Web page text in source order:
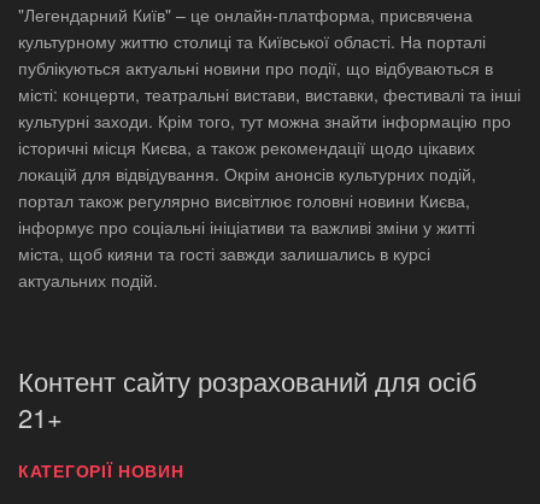
"Легендарний Київ" – це онлайн-платформа, присвячена
культурному життю столиці та Київської області. На порталі
публікуються актуальні новини про події, що відбуваються в
місті: концерти, театральні вистави, виставки, фестивалі та інші
культурні заходи. Крім того, тут можна знайти інформацію про
історичні місця Києва, а також рекомендації щодо цікавих
локацій для відвідування. Окрім анонсів культурних подій,
портал також регулярно висвітлює головні новини Києва,
інформує про соціальні ініціативи та важливі зміни у житті
міста, щоб кияни та гості завжди залишались в курсі
актуальних подій.
Контент сайту розрахований для осіб
21+
КАТЕГОРІЇ НОВИН